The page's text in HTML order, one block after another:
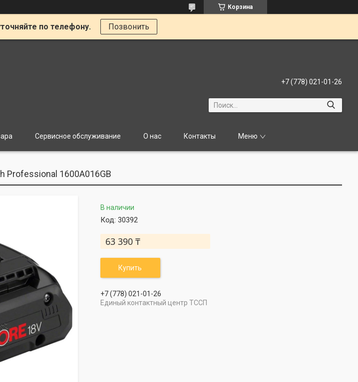
Корзина
по телефону. Позвонить
+7 (778) 021-01-26
Сервисное обслуживание О нас Контакты Меню
Professional 1600A016GB
В наличии
Код: 30392
63 390 ₸
Купить
+7 (778) 021-01-26
Единый контактный центр ТССП